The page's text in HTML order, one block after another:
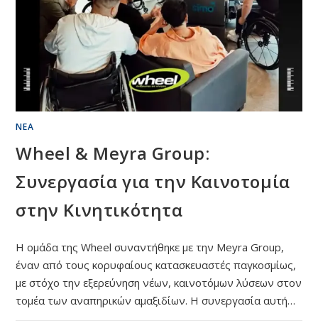
ΝΈΑ
Wheel & Meyra Group:
Συνεργασία για την Καινοτομία
στην Κινητικότητα
Η ομάδα της Wheel συναντήθηκε με την Meyra Group,
έναν από τους κορυφαίους κατασκευαστές παγκοσμίως,
με στόχο την εξερεύνηση νέων, καινοτόμων λύσεων στον
τομέα των αναπηρικών αμαξιδίων. Η συνεργασία αυτή…